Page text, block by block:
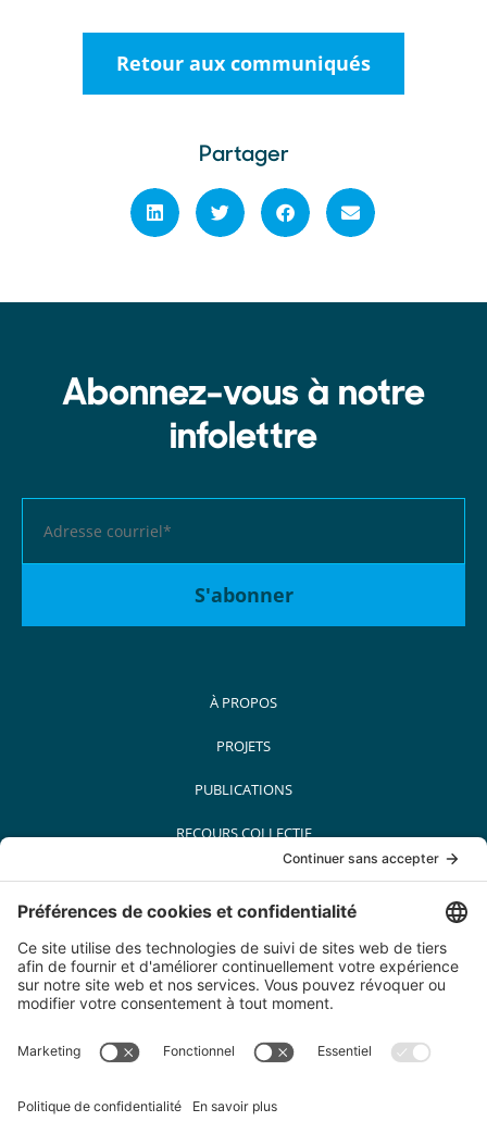
Retour aux communiqués
Partager
Abonnez-vous à notre
infolettre
À PROPOS
PROJETS
PUBLICATIONS
RECOURS COLLECTIF
MÉDIAS
PARTENAIRES
CARRIÈRES
CONTACT